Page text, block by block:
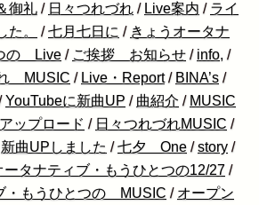
御礼 / 日々つれづれ / Live案内 / ライ
た。 /七月七日に / きょうオータナ
の Live / ご挨拶 お知らせ / info, /
MUSIC / Live・Report / BINA’s /
YouTubeに新曲UP / 曲紹介 / MUSIC
ップロード / 日々つれづれMUSIC /
新曲UPしました /七夕 One /story /
ータナティブ・もうひとつの12/27 /
・もうひとつの MUSIC / オープン